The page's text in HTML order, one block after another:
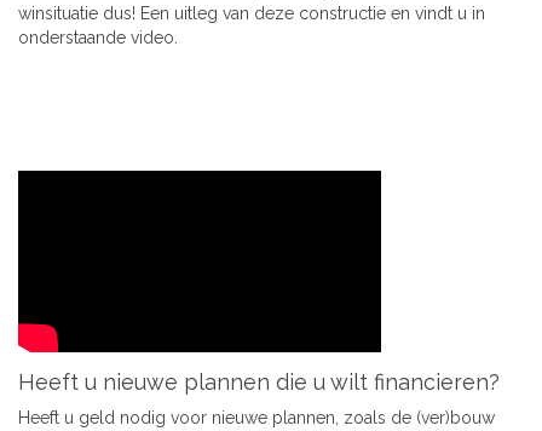
winsituatie dus! Een uitleg van deze constructie en vindt u in
onderstaande video.
Heeft u nieuwe plannen die u wilt financieren?
Heeft u geld nodig voor nieuwe plannen, zoals de (ver)bouw